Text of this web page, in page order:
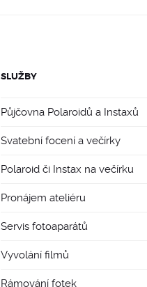
SLUŽBY
Půjčovna Polaroidů a Instaxů
Svatební focení a večírky
Polaroid či Instax na večírku
Pronájem ateliéru
Servis fotoaparátů
Vyvolání filmů
Rámování fotek